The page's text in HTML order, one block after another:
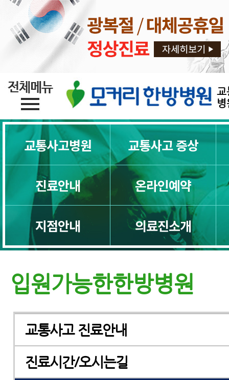
교
교통사고병원 교통사고 증상
진료안내 온라인예약
지점안내 의료진소개
입원가능한한방병원
교통사고 진료안내
진료시간/오시는길